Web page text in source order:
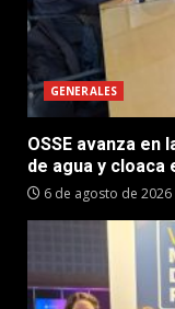
GENERALES
OSSE avanza
de agua y cloaca
6 de agosto de 2026